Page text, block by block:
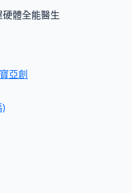
體全能醫生
亞創
)